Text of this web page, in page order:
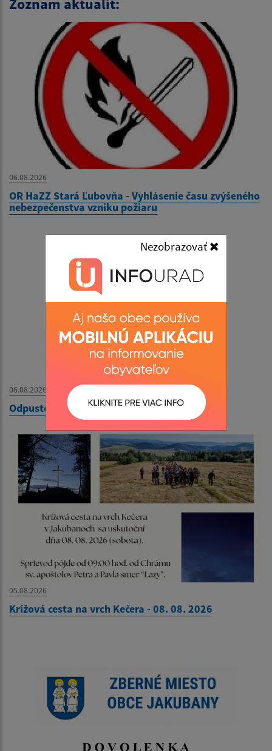
Nezobrazovať
06.08.2026
OR HaZZ Stará Ľubovňa - Vyhlásenie času zvýšeného
nebezpečenstva vzniku požiaru
06.08.2026
Odpustový futbalový turnaj - 09. 08. 2026
05.08.2026
Krížová cesta na vrch Kečera - 08. 08. 2026